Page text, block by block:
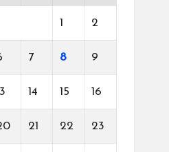
1 2
7 8 9
14 15 16
21 22 23